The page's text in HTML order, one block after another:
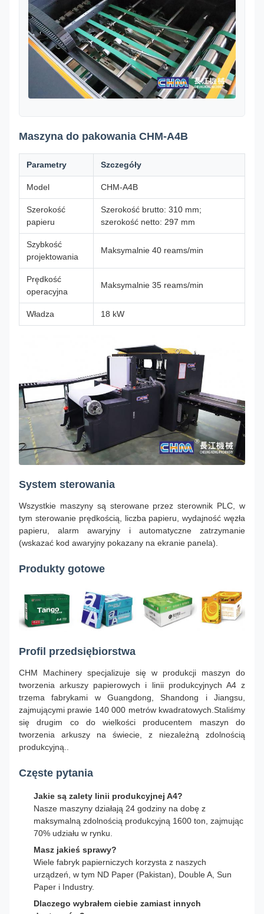
Maszyna do pakowania CHM-A4B
Parametry Szczegóły
Model CHM-A4B
Szerokość
papieru
Szerokość brutto: 310 mm;
szerokość netto: 297 mm
Szybkość
projektowania
Maksymalnie 40 reams/min
Prędkość
operacyjna
Maksymalnie 35 reams/min
Władza 18 kW
System sterowania
Wszystkie maszyny są sterowane przez sterownik PLC, w
tym sterowanie prędkością, liczba papieru, wydajność węzła
papieru, alarm awaryjny i automatyczne zatrzymanie
(wskazać kod awaryjny pokazany na ekranie panela).
Produkty gotowe
Profil przedsiębiorstwa
CHM Machinery specjalizuje się w produkcji maszyn do
tworzenia arkuszy papierowych i linii produkcyjnych A4 z
trzema fabrykami w Guangdong, Shandong i Jiangsu,
zajmującymi prawie 140 000 metrów kwadratowych.Staliśmy
się drugim co do wielkości producentem maszyn do
tworzenia arkuszy na świecie, z niezależną zdolnością
produkcyjną..
Częste pytania
Jakie są zalety linii produkcyjnej A4?
Nasze maszyny działają 24 godziny na dobę z
maksymalną zdolnością produkcyjną 1600 ton, zajmując
70% udziału w rynku.
Masz jakieś sprawy?
Wiele fabryk papierniczych korzysta z naszych
urządzeń, w tym ND Paper (Pakistan), Double A, Sun
Paper i Industry.
Dlaczego wybrałem ciebie zamiast innych